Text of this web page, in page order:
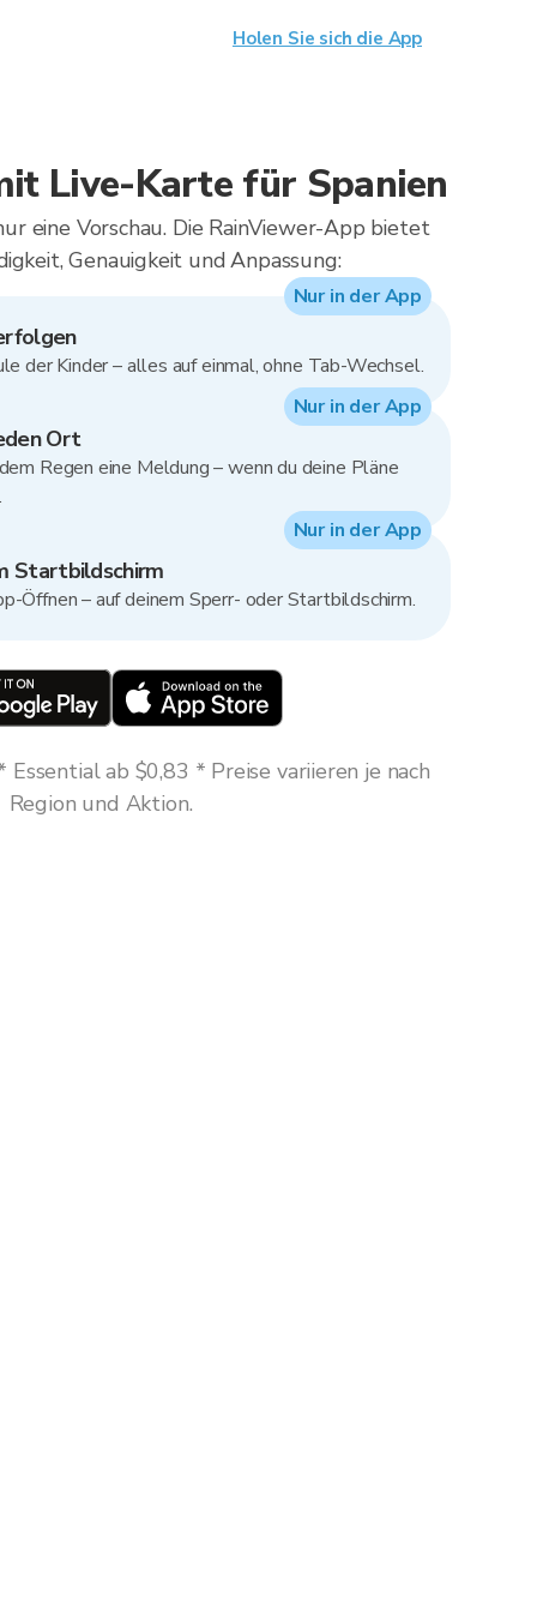
Live-Karte für Spanien
eine Vorschau. Die RainViewer-App bietet
Genauigkeit und Anpassung:
der Kinder – alles auf einmal, ohne Tab-Wechsel.
Nur in der App
Ort
Regen eine Meldung – wenn du deine Pläne
Nur in der App
Startbildschirm
Öffnen – auf deinem Sperr- oder Startbildschirm.
Nur in der App
ab $0,83 * Preise variieren je nach
Region und Aktion.
Holen Sie sich die App